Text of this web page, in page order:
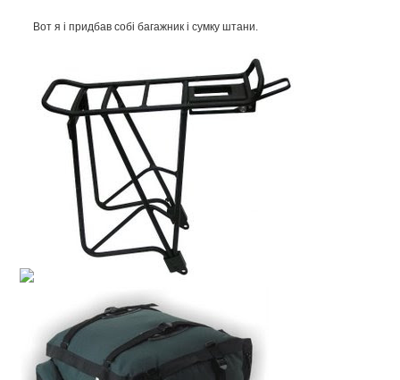
Вот я і придбав собі багажник і сумку штани.